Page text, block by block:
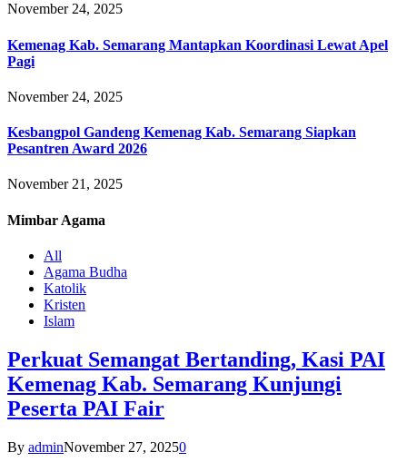
November 24, 2025
Kemenag Kab. Semarang Mantapkan Koordinasi Lewat Apel
Pagi
November 24, 2025
Kesbangpol Gandeng Kemenag Kab. Semarang Siapkan
Pesantren Award 2026
November 21, 2025
Mimbar Agama
All
Agama Budha
Katolik
Kristen
Islam
Perkuat Semangat Bertanding, Kasi PAI
Kemenag Kab. Semarang Kunjungi
Peserta PAI Fair
By adminNovember 27, 20250